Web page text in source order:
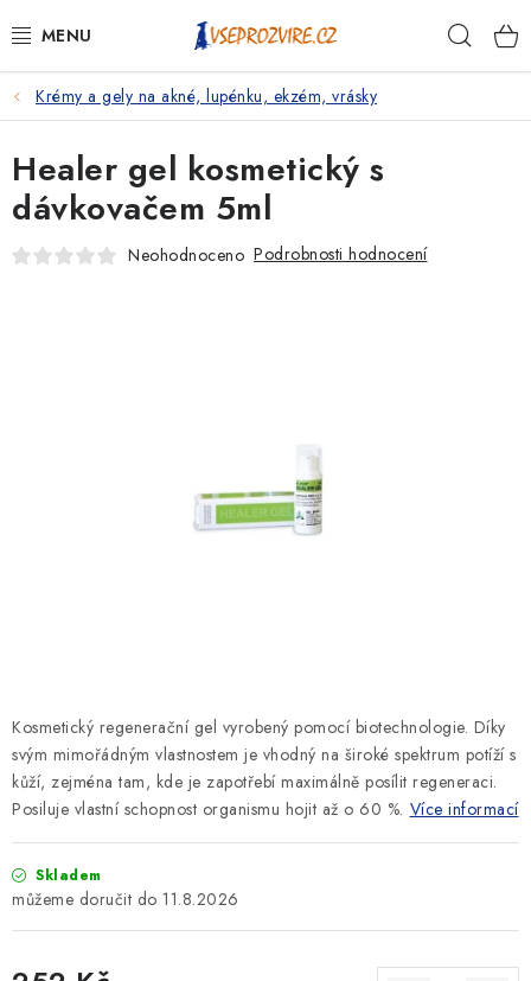
na
PSI
KOČKY
KONĚ
Krémy a gely na akné, lupénku, ekzém, vrásky
Kosmetický regenerační gel vyrobený pomocí biotechnologie. Díky
svým mimořádným vlastnostem je vhodný na široké spektrum potíží s
kůží, zejména tam, kde je zapotřebí maximálně posílit regeneraci.
Posiluje vlastní schopnost organismu hojit až o 60 %. Více informací
Skladem
11.8.2026
Healer gel kosmetický s
dávkovačem 5ml
Neohodnoceno Podrobnosti hodnocení